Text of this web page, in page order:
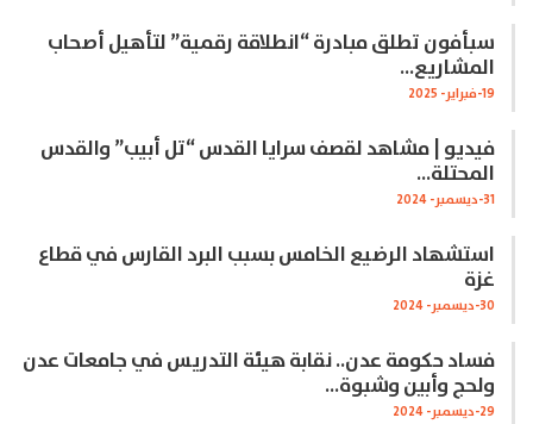
سبأفون تطلق مبادرة “انطلاقة رقمية” لتأهيل أصحاب
المشاريع…
19-فبراير- 2025
فيديو | مشاهد لقصف سرايا القدس “تل أبيب” والقدس
المحتلة…
31-ديسمبر- 2024
استشهاد الرضيع الخامس بسبب البرد القارس في قطاع
غزة
30-ديسمبر- 2024
فساد حكومة عدن.. نقابة هيئة التدريس في جامعات عدن
ولحج وأبين وشبوة…
29-ديسمبر- 2024